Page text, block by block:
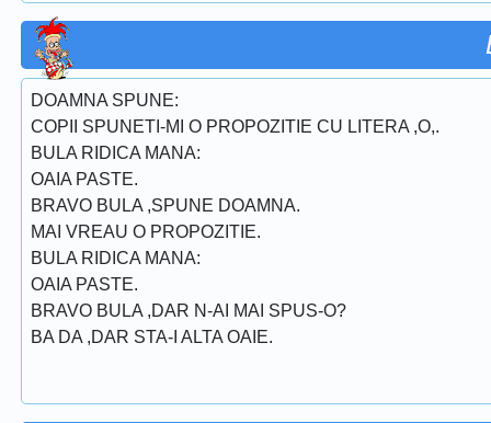
DOAMNA SPUNE:
COPII SPUNETI-MI O PROPOZITIE CU LITERA ,O,.
BULA RIDICA MANA:
OAIA PASTE.
BRAVO BULA ,SPUNE DOAMNA.
MAI VREAU O PROPOZITIE.
BULA RIDICA MANA:
OAIA PASTE.
BRAVO BULA ,DAR N-AI MAI SPUS-O?
BA DA ,DAR STA-I ALTA OAIE.